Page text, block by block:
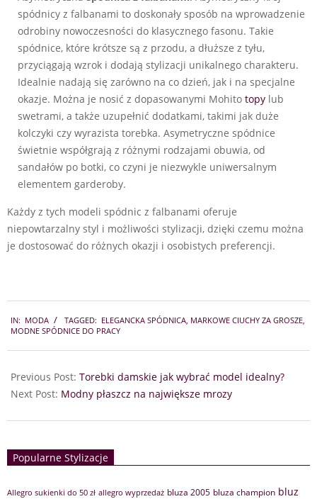
spódnicy z falbanami to doskonały sposób na wprowadzenie
odrobiny nowoczesności do klasycznego fasonu. Takie
spódnice, które krótsze są z przodu, a dłuższe z tyłu,
przyciągają wzrok i dodają stylizacji unikalnego charakteru.
Idealnie nadają się zarówno na co dzień, jak i na specjalne
okazje. Można je nosić z dopasowanymi Mohito topy lub
swetrami, a także uzupełnić dodatkami, takimi jak duże
kolczyki czy wyrazista torebka. Asymetryczne spódnice
świetnie współgrają z różnymi rodzajami obuwia, od
sandałów po botki, co czyni je niezwykle uniwersalnym
elementem garderoby.
Każdy z tych modeli spódnic z falbanami oferuje
niepowtarzalny styl i możliwości stylizacji, dzięki czemu można
je dostosować do różnych okazji i osobistych preferencji.
10-
IN: MODA TAGGED: ELEGANCKA SPÓDNICA, MARKOWE CIUCHY ZA GROSZE,
MODNE SPÓDNICE DO PRACY
Previous Post: Torebki damskie jak wybrać model idealny?
Next Post: Modny płaszcz na największe mrozy
Popularne Stylizacje
Allegro sukienki do 50 zł allegro wyprzedaż bluza 2005 bluza champion bluz